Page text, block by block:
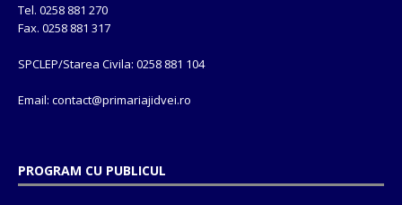
Tel. 0258 881 270
Fax. 0258 881 317
SPCLEP/Starea Civila: 0258 881 104
Email: contact@primariajidvei.ro
PROGRAM CU PUBLICUL